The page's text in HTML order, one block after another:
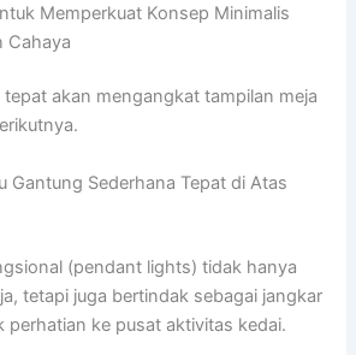
Memperkuat Konsep Minimalis
Cahaya
akan mengangkat tampilan meja
Gantung Sederhana Tepat di Atas
(pendant lights) tidak hanya
tetapi juga bertindak sebagai jangkar
perhatian ke pusat aktivitas kedai.